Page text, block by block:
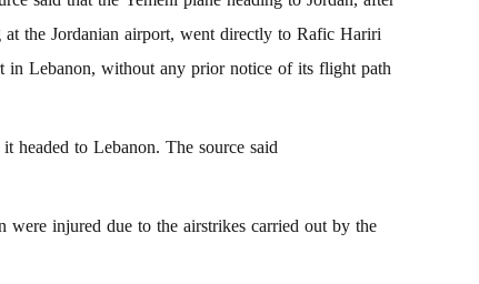
the Jordanian airport, went directly to Rafic Hariri
in Lebanon, without any prior notice of its flight path.
to Lebanon. The source said.
injured due to the airstrikes carried out by the